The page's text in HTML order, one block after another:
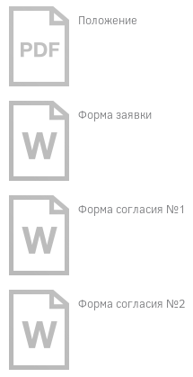
Положение
Форма заявки
Форма согласия №1
Форма согласия №2